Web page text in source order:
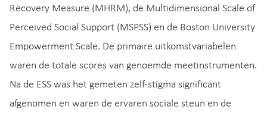
Recovery Measure (MHRM), de Multidimensional Scale of
Perceived Social Support (MSPSS) en de Boston University
Empowerment Scale. De primaire uitkomstvariabelen
waren de totale scores van genoemde meetinstrumenten.
Na de ESS was het gemeten zelf-stigma significant
afgenomen en waren de ervaren sociale steun en de